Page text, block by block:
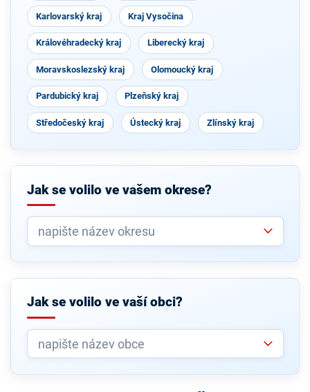
Karlovarský kraj Kraj Vysočina
Královéhradecký kraj Liberecký kraj
Moravskoslezský kraj Olomoucký kraj
Pardubický kraj Plzeňský kraj
Středočeský kraj Ústecký kraj Zlínský kraj
Jak se volilo ve vašem okrese?
Jak se volilo ve vaší obci?